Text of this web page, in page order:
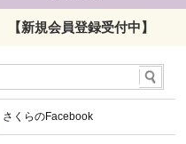
【新規会員登録受付中】
さくらのFacebook